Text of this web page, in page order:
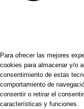
Para ofrecer las mejores
cookies para almacenar y/o
consentimiento de estas
comportamiento de
consentir o retirar el
características y funciones.